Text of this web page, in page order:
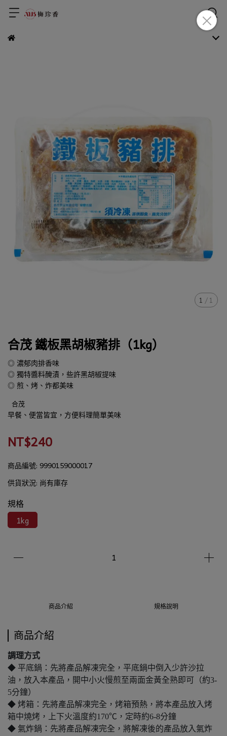
1 /1
合茂 鐵板黑胡椒豬排（1kg）
◎ 濃郁肉排香味
◎ 獨特醬料醃漬，些許黑胡椒提味
◎ 煎、烤、炸都美味
合茂
早餐、便當皆宜，方便料理簡單美味
NT$240
商品編號: 9990159000017
供貨狀況: 尚有庫存
規格
1kg
商品介紹 規格說明
商品介紹
調理方式
◆ 平底鍋：先將產品解凍完全，平底鍋中倒入少許沙拉
油，放入本產品，開中小火慢煎至兩面金黃全熟即可（約3-
5分鐘）
◆ 烤箱：先將產品解凍完全，烤箱預熱，將本產品放入烤
箱中燒烤，上下火溫度約170℃，定時約6-8分鐘
◆ 氣炸鍋：先將產品解凍完全，將解凍後的產品放入氣炸